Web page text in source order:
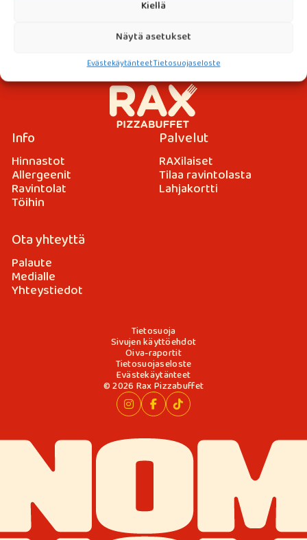
Kiellä
Näytä asetukset
EvästekäytänteetTietosuojaseloste
Salaatti
Info
Hinnastot
Allergeenit
Ravintolat
Töihin
Palvelut
RAXilaiset
Tilaa ravintolasta
Lahjakortti
Ota yhteyttä
Palaute
Medialle
Yhteystiedot
Tietosuoja
Sivujen käyttöehdot
Oiva-raportit
Tietosuojaseloste
Evästekäytänteet
© 2026 Rax Pizzabuffet